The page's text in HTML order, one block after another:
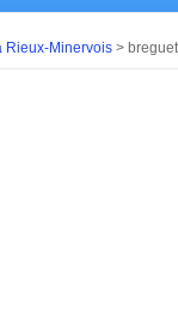
Rieux-Minervois >